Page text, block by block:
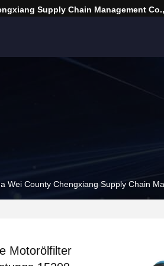
Supply Chain Management
Wei County Chengxiang Supply Chain
Motorölfilter